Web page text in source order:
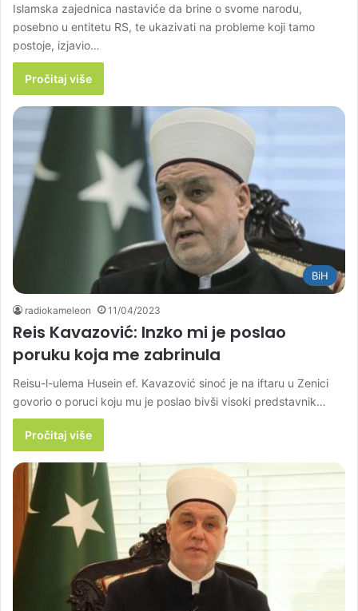
Islamska zajednica nastaviće da brine o svome narodu,
posebno u entitetu RS, te ukazivati na probleme koji tamo
postoje, izjavio…
Pročitaj više
BiH
radiokameleon 11/04/2023
Reis Kavazović: Inzko mi je poslao
poruku koja me zabrinula
Reisu-l-ulema Husein ef. Kavazović sinoć je na iftaru u Zenici
govorio o poruci koju mu je poslao bivši visoki predstavnik…
Pročitaj više